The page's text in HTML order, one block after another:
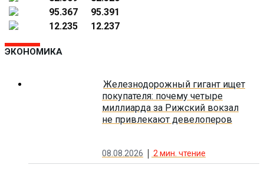
95.367
95.391
12.235
12.237
ЭКОНОМИКА
Железнодорожный гигант ищет
покупателя: почему четыре
миллиарда за Рижский вокзал
не привлекают девелоперов
08.08.2026 2 мин. чтение